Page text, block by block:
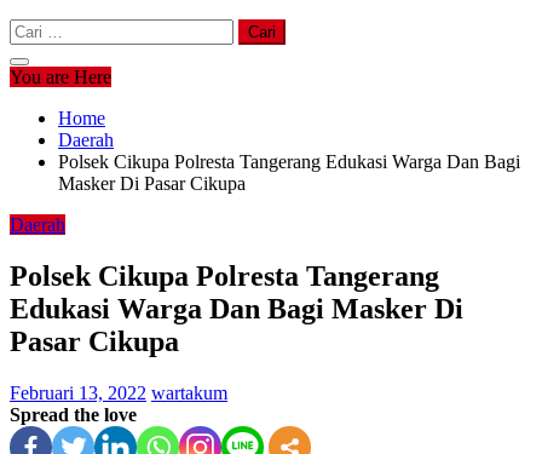
Cari
untuk:
You are Here
Home
Daerah
Polsek Cikupa Polresta Tangerang Edukasi Warga Dan Bagi
Masker Di Pasar Cikupa
Daerah
Polsek Cikupa Polresta Tangerang
Edukasi Warga Dan Bagi Masker Di
Pasar Cikupa
Februari 13, 2022 wartakum
Spread the love